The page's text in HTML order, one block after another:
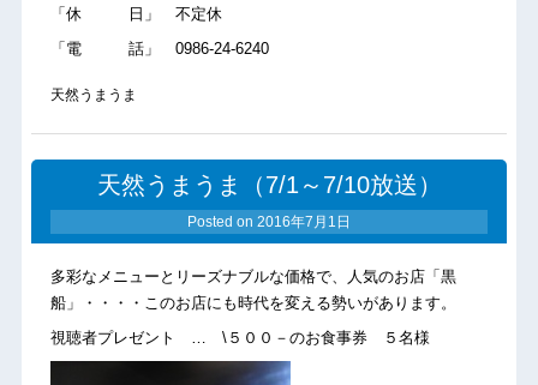
「休 日」 不定休
「電 話」 0986-24-6240
天然うまうま
天然うまうま（7/1～7/10放送）
Posted on 2016年7月1日
多彩なメニューとリーズナブルな価格で、人気のお店「黒
船」・・・・このお店にも時代を変える勢いがあります。
視聴者プレゼント … \５００－のお食事券 ５名様